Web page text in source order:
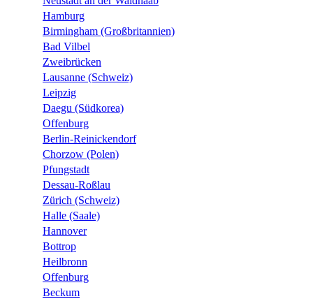
Hamburg
Birmingham (Großbritannien)
Bad Vilbel
Zweibrücken
Lausanne (Schweiz)
Leipzig
Daegu (Südkorea)
Offenburg
Berlin-Reinickendorf
Chorzow (Polen)
Pfungstadt
Dessau-Roßlau
Zürich (Schweiz)
Halle (Saale)
Hannover
Bottrop
Heilbronn
Offenburg
Beckum